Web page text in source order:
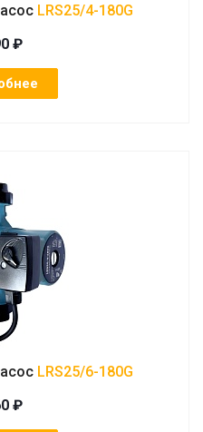
LRS25/4-180G
₽
LRS25/6-180G
₽